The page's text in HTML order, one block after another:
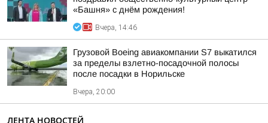
«Башня» с днём рождения!
Вчера, 14:46
Грузовой Boeing авиакомпании S7 выкатился
за пределы взлетно-посадочной полосы
после посадки в Норильске
Вчера, 20:00
ЛЕНТА НОВОСТЕЙ